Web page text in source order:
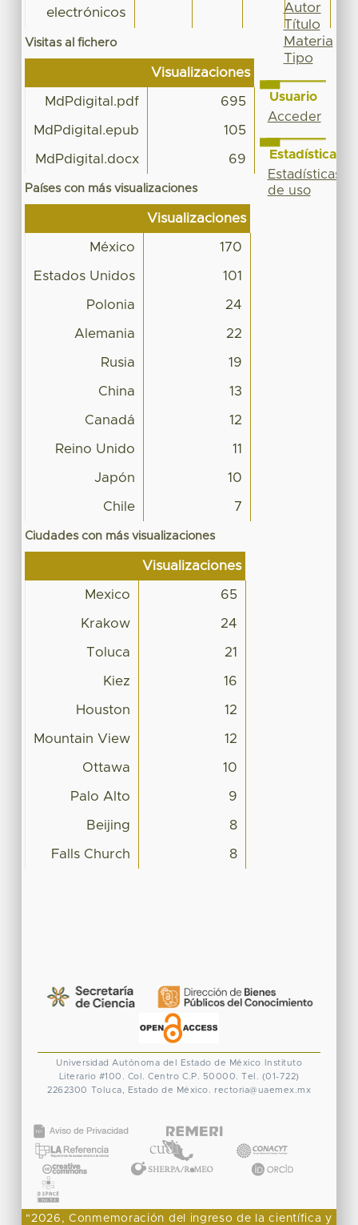
electrónicos
Visitas al fichero
Visualizaciones
MdPdigital.pdf 695
MdPdigital.epub 105
MdPdigital.docx 69
Países con más visualizaciones
Visualizaciones
México 170
Estados Unidos 101
Polonia 24
Alemania 22
Rusia 19
China 13
Canadá 12
Reino Unido 11
Japón 10
Chile 7
Ciudades con más visualizaciones
Visualizaciones
Mexico 65
Krakow 24
Toluca 21
Kiez 16
Houston 12
Mountain View 12
Ottawa 10
Palo Alto 9
Beijing 8
Falls Church 8
Autor
Título
Materia
Tipo
Usuario
Acceder
Estadísticas
Estadísticas
de uso
Universidad Autónoma del Estado de México
Instituto
Literario #100. Col. Centro C.P. 50000. Tel. (01-722)
2262300 Toluca, Estado de México. rectoria@uaemex.mx
"2026, Conmemoración del ingreso de la científica y